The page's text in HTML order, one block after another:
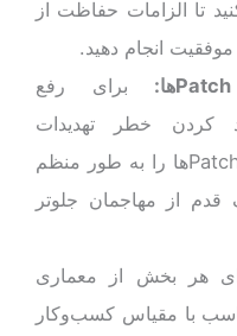
تا الزامات حفاظت از
انجام دهید.
Patchها: برای رفع
کردن خطر تهدیدات
سایبری، بروزرسانی‌ها و Patchها را به طور منظم
قدم از مهاجمان جلوتر
هر بخش از معماری
با مقیاس کسب‌وکار